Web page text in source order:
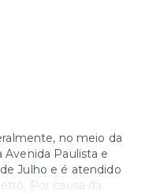
no meio da
Avenida Paulista e
Julho e é atendido
Por causa da